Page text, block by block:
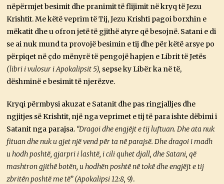
nëpërmjet besimit dhe pranimit të flijimit në kryq të Jezu
Krishtit. Me këtë veprim të Tij, Jezu Krishti pagoi borxhin e
mëkatit dhe u ofron jetë të gjithë atyre që besojnë. Satani e di
se ai nuk mund ta provojë besimin e tij dhe për këtë arsye po
përpiqet në çdo mënyrë të pengojë hapjen e Librit të Jetës
(libri i vulosur i Apokalipsit 5), sepse ky Libër ka në të,
dëshminë e besimit të njerëzve.
Kryqi përmbysi akuzat e Satanit dhe pas ringjalljes dhe
ngjitjes së Krishtit, një nga veprimet e tij të para ishte dëbimi i
Satanit nga parajsa. “Dragoi dhe engjëjt e tij luftuan. Dhe ata nuk
fituan dhe nuk u gjet një vend për ta në parajsë. Dhe dragoi i madh
u hodh poshtë, gjarpri i lashtë, i cili quhet djall, dhe Satani, që
mashtron gjithë botën, u hodhën poshtë në tokë dhe engjëjt e tij
zbritën poshtë me të” (Apokalipsi 12:8, 9).